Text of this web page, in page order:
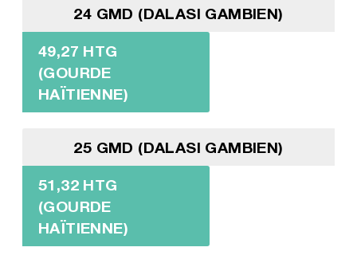
24 GMD (DALASI GAMBIEN)
49,27 HTG
(GOURDE
HAÏTIENNE)
25 GMD (DALASI GAMBIEN)
51,32 HTG
(GOURDE
HAÏTIENNE)